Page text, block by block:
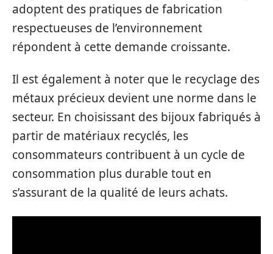
adoptent des pratiques de fabrication
respectueuses de l’environnement
répondent à cette demande croissante.
Il est également à noter que le recyclage des
métaux précieux devient une norme dans le
secteur. En choisissant des bijoux fabriqués à
partir de matériaux recyclés, les
consommateurs contribuent à un cycle de
consommation plus durable tout en
s’assurant de la qualité de leurs achats.